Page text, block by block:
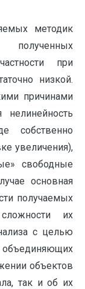
методик
полученных
при
низкой.
причинами
собственно
увеличения),
свободные
основная
получаемых
их
с целью
объектов
так и об их